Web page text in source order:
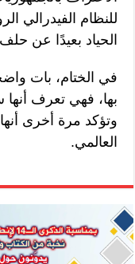
للنظام الفيدرالي
الحياد بعيدًا عن حلف
في الختام، بات
بها، فهي تعرف
وتؤكد مرة أخرى
العالمي.